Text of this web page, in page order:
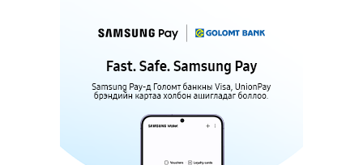
автобензинийг агуулахуудад буулгах ажлыг
зохион байгуулж байна
Ерөнхий сайд БНХАУ-аас сар бүр 12-15 мянган
тонн АИ-92 автобензин тогтмол нийлүүлэх хүсэлт